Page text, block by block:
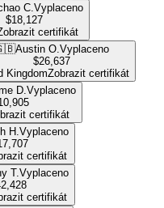
C. Vyplaceno
$18,127
certifikát
Austin O. Vyplaceno
$26,637
KingdomZobrazit certifikát
D. Vyplaceno
certifikát
H. Vyplaceno
certifikát
T. Vyplaceno
certifikát